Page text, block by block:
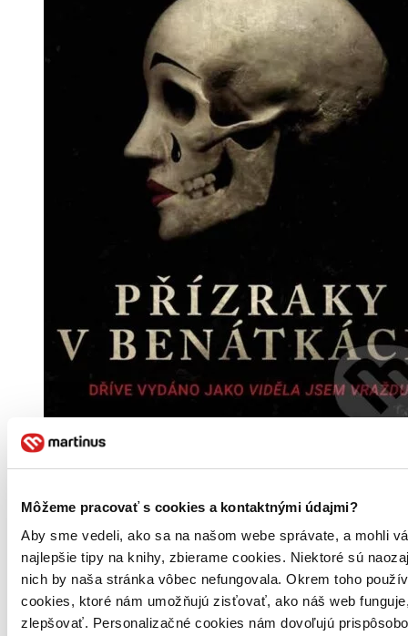
Môžeme pracovať s cookies a kontaktnými údajmi?
Aby sme vedeli, ako sa na našom webe správate, a mohli
najlepšie tipy na knihy, zbierame cookies. Niektoré sú
nich by naša stránka vôbec nefungovala. Okrem toho
cookies, ktoré nám umožňujú zisťovať, ako náš web
zlepšovať. Personalizačné cookies nám dovoľujú
Túto knihu máme síce aktuálne na sklade, máme však už iba
Dodanie ďalších môže trvať dlhšie, zvyčajne do šiestich dní.
16,50 €
Vložiť do košíka